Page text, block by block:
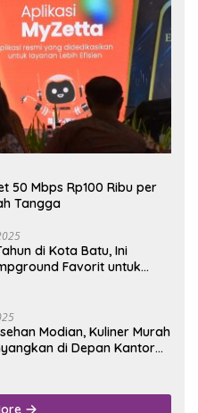
50 Mbps Rp100 Ribu per
Tangga
di Kota Batu, Ini
Favorit untuk
Modian, Kuliner Murah
di Depan Kantor